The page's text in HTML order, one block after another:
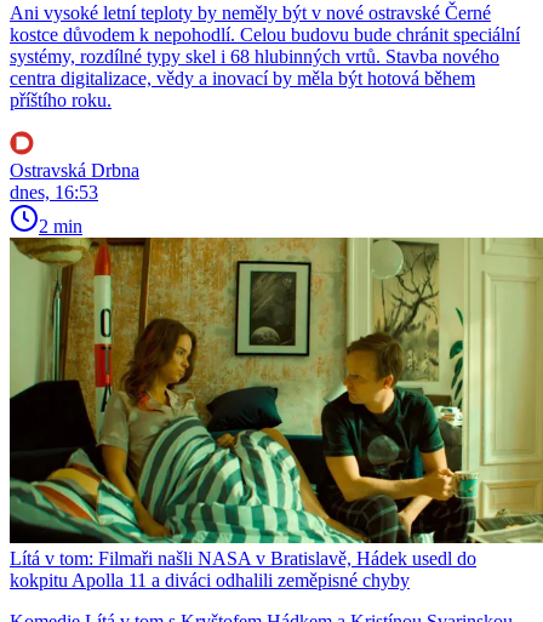
Ani vysoké letní teploty by neměly být v nové ostravské Černé
kostce důvodem k nepohodlí. Celou budovu bude chránit speciální
systémy, rozdílné typy skel i 68 hlubinných vrtů. Stavba nového
centra digitalizace, vědy a inovací by měla být hotová během
příštího roku.
Ostravská Drbna
dnes, 16:53
2 min
Lítá v tom: Filmaři našli NASA v Bratislavě, Hádek usedl do
kokpitu Apolla 11 a diváci odhalili zeměpisné chyby